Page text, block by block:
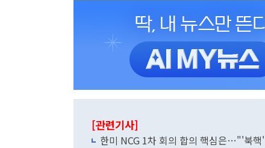
[관련기사]
한미 NCG 1차 회의 합의 핵심은…"'북